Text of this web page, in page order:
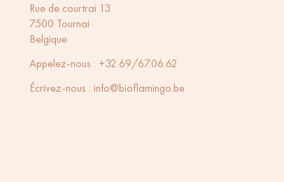
Rue de courtrai 13
7500 Tournai
Belgique
Appelez-nous : +32.69/67.06.62
Écrivez-nous : info@bioflamingo.be